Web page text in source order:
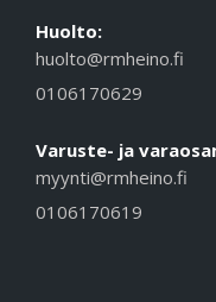
Huolto:
huolto@rmheino.fi
0106170629
Varuste- ja
myynti@rmheino.fi
0106170619